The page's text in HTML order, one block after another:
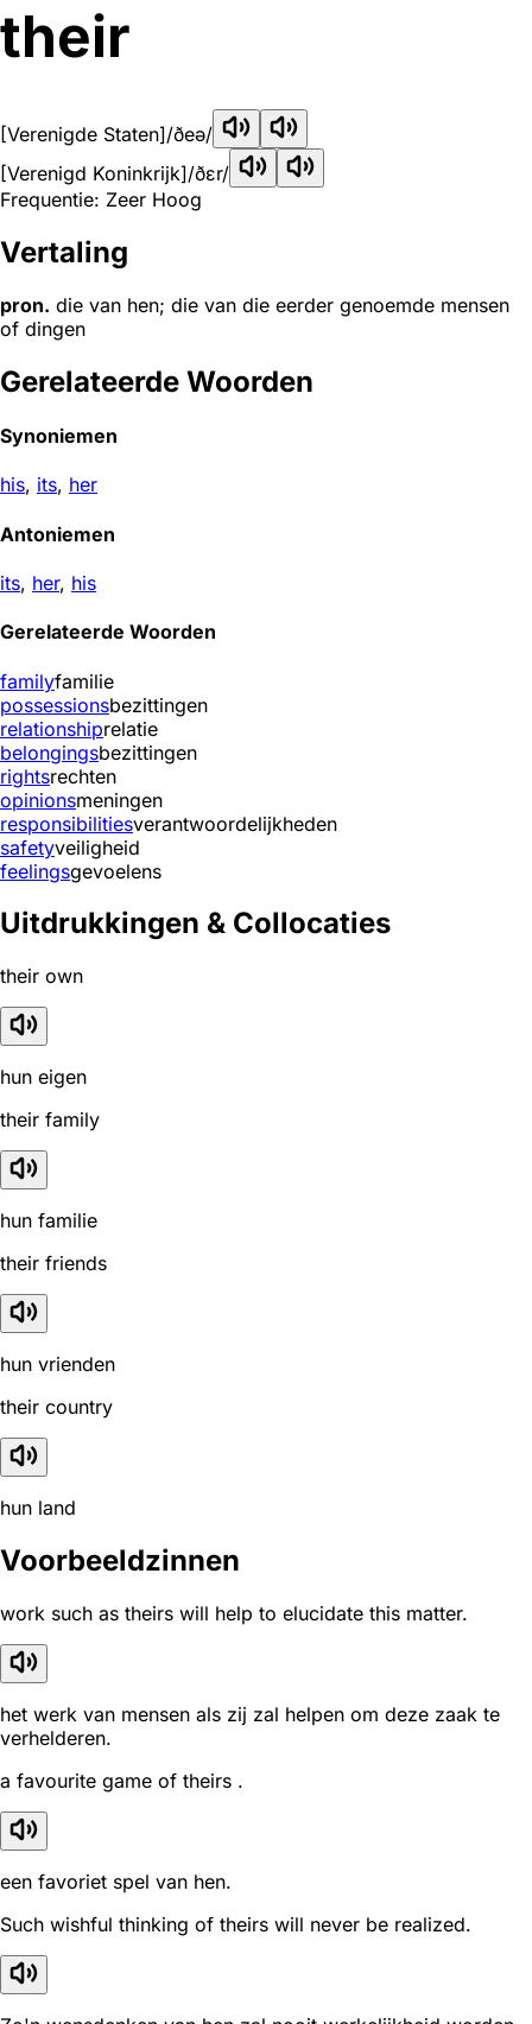
their
[Verenigde Staten]/ðeə/
[Verenigd Koninkrijk]/ðɛr/
Frequentie: Zeer Hoog
Vertaling
pron. die van hen; die van die eerder genoemde mensen
of dingen
Gerelateerde Woorden
Synoniemen
his, its, her
Antoniemen
its, her, his
Gerelateerde Woorden
familyfamilie
possessionsbezittingen
relationshiprelatie
belongingsbezittingen
rightsrechten
opinionsmeningen
responsibilitiesverantwoordelijkheden
safetyveiligheid
feelingsgevoelens
Uitdrukkingen & Collocaties
their own
hun eigen
their family
hun familie
their friends
hun vrienden
their country
hun land
Voorbeeldzinnen
work such as theirs will help to elucidate this matter.
het werk van mensen als zij zal helpen om deze zaak te
verhelderen.
a favourite game of theirs .
een favoriet spel van hen.
Such wishful thinking of theirs will never be realized.